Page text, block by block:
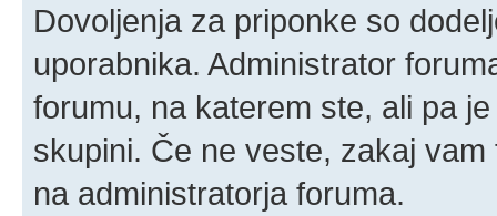
Dovoljenja za priponke so
uporabnika. Administrator
forumu, na katerem ste, ali pa
skupini. Če ne veste, zakaj
na administratorja foruma.